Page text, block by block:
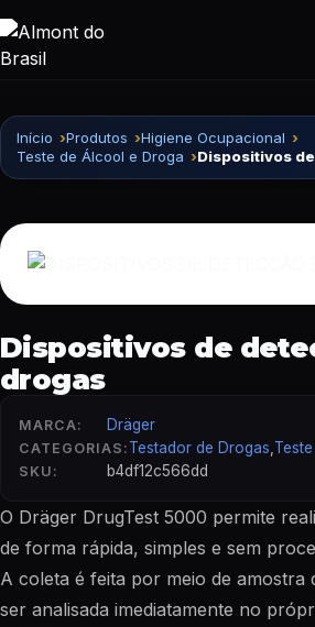
Início Produtos
Higiene Ocupacional
Teste de Álcool e Droga
Dispositivos
Dispositivos de
drogas
MARCA: Dräger
CATEGORIAS: Testador de Drogas,
SKU: b4df12c566dd
O Dräger DrugTest 5000 permite
de forma rápida, simples e sem
A coleta é feita por meio de amostra
ser analisada imediatamente no